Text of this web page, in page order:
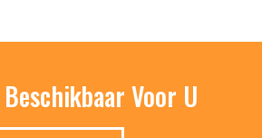
Voor U